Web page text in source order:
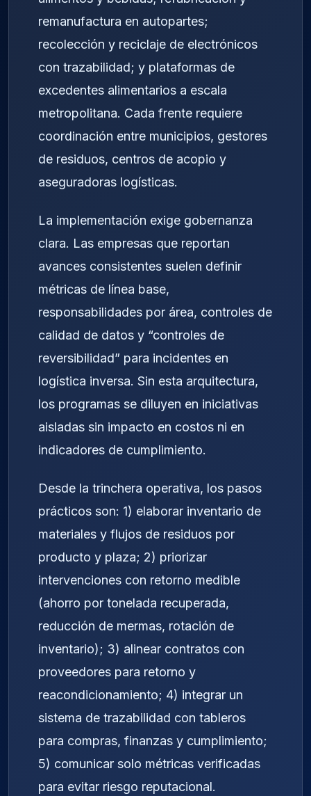
remanufactura en autopartes;
recolección y reciclaje de electrónicos
con trazabilidad; y plataformas de
excedentes alimentarios a escala
metropolitana. Cada frente requiere
coordinación entre municipios, gestores
de residuos, centros de acopio y
aseguradoras logísticas.
La implementación exige gobernanza
clara. Las empresas que reportan
avances consistentes suelen definir
métricas de línea base,
responsabilidades por área, controles de
calidad de datos y “controles de
reversibilidad” para incidentes en
logística inversa. Sin esta arquitectura,
los programas se diluyen en iniciativas
aisladas sin impacto en costos ni en
indicadores de cumplimiento.
Desde la trinchera operativa, los pasos
prácticos son: 1) elaborar inventario de
materiales y flujos de residuos por
producto y plaza; 2) priorizar
intervenciones con retorno medible
(ahorro por tonelada recuperada,
reducción de mermas, rotación de
inventario); 3) alinear contratos con
proveedores para retorno y
reacondicionamiento; 4) integrar un
sistema de trazabilidad con tableros
para compras, finanzas y cumplimiento;
5) comunicar solo métricas verificadas
para evitar riesgo reputacional.